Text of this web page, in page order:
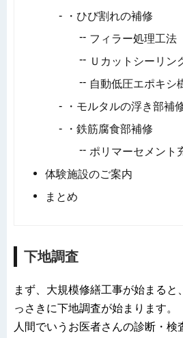
・ひび割れの補修
フィラー処理工法
Ｕカットシーリン
自動低圧エポキシ
・モルタルの浮き部補
・鉄筋腐食部補修
ポリマーセメント
体験施設のご案内
まとめ
下地調査
まず、大規模修繕工事が始まると
っさきに下地調査が始まります。
人間でいうお医者さんの診断・検